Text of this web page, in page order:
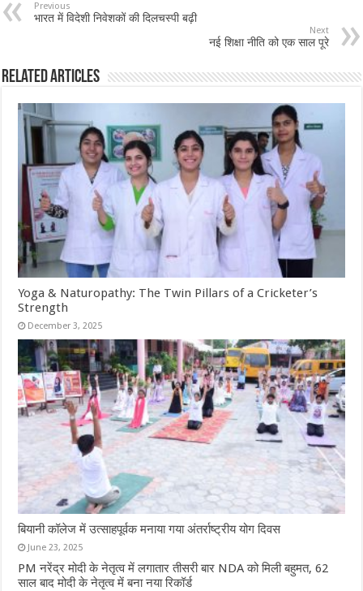
Previous
भारत में विदेशी निवेशकों की दिलचस्पी बढ़ी
Next
नई शिक्षा नीति को एक साल पूरे
Related Articles
Yoga & Naturopathy: The Twin Pillars of a Cricketer’s
Strength
December 3, 2025
बियानी कॉलेज में उत्साहपूर्वक मनाया गया अंतर्राष्ट्रीय योग दिवस
June 23, 2025
PM नरेंद्र मोदी के नेतृत्व में लगातार तीसरी बार NDA को मिली बहुमत, 62
साल बाद मोदी के नेतृत्व में बना नया रिकॉर्ड